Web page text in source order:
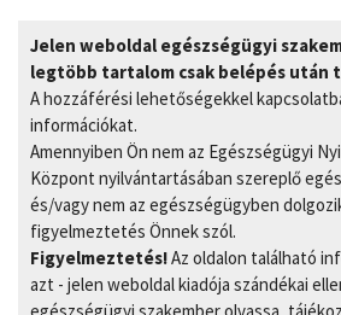
Jelen weboldal egészségügyi
legtöbb tartalom csak belépés után
A hozzáférési lehetőségekkel
információkat.
Amennyiben Ön nem az Egészségügyi
Központ nyilvántartásában szereplő
és/vagy nem az egészségügyben
figyelmeztetés Önnek szól.
Figyelmeztetés!Az oldalon található
azt - jelen weboldal kiadója szándékai